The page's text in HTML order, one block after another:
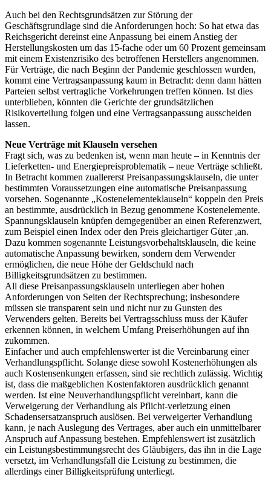
Auch bei den Rechtsgrundsätzen zur Störung der
Geschäftsgrundlage sind die Anforderungen hoch: So hat etwa das
Reichsgericht dereinst eine Anpassung bei einem Anstieg der
Herstellungskosten um das 15-fache oder um 60 Prozent gemeinsam
mit einem Existenzrisiko des betroffenen Herstellers angenommen.
Für Verträge, die nach Beginn der Pandemie geschlossen wurden,
kommt eine Vertragsanpassung kaum in Betracht: denn dann hätten
Parteien selbst vertragliche Vorkehrungen treffen können. Ist dies
unterblieben, könnten die Gerichte der grundsätzlichen
Risikoverteilung folgen und eine Vertragsanpassung ausscheiden
lassen.
Neue Verträge mit Klauseln versehen
Fragt sich, was zu bedenken ist, wenn man heute – in Kenntnis der
Lieferketten- und Energiepreisproblematik – neue Verträge schließt.
In Betracht kommen zuallererst Preisanpassungsklauseln, die unter
bestimmten Voraussetzungen eine automatische Preisanpassung
vorsehen. Sogenannte „Kostenelementeklauseln“ koppeln den Preis
an bestimmte, ausdrücklich in Bezug genommene Kostenelemente.
Spannungsklauseln knüpfen demgegenüber an einen Referenzwert,
zum Beispiel einen Index oder den Preis gleichartiger Güter ,an.
Dazu kommen sogenannte Leistungsvorbehaltsklauseln, die keine
automatische Anpassung bewirken, sondern dem Verwender
ermöglichen, die neue Höhe der Geldschuld nach
Billigkeitsgrundsätzen zu bestimmen.
All diese Preisanpassungsklauseln unterliegen aber hohen
Anforderungen von Seiten der Rechtsprechung; insbesondere
müssen sie transparent sein und nicht nur zu Gunsten des
Verwenders gelten. Bereits bei Vertragsschluss muss der Käufer
erkennen können, in welchem Umfang Preiserhöhungen auf ihn
zukommen.
Einfacher und auch empfehlenswerter ist die Vereinbarung einer
Verhandlungspflicht. Solange diese sowohl Kostenerhöhungen als
auch Kostensenkungen erfassen, sind sie rechtlich zulässig. Wichtig
ist, dass die maßgeblichen Kostenfaktoren ausdrücklich genannt
werden. Ist eine Neuverhandlungspflicht vereinbart, kann die
Verweigerung der Verhandlung als Pflicht-verletzung einen
Schadensersatzanspruch auslösen. Bei verweigerter Verhandlung
kann, je nach Auslegung des Vertrages, aber auch ein unmittelbarer
Anspruch auf Anpassung bestehen. Empfehlenswert ist zusätzlich
ein Leistungsbestimmungsrecht des Gläubigers, das ihn in die Lage
versetzt, im Verhandlungsfall die Leistung zu bestimmen, die
allerdings einer Billigkeitsprüfung unterliegt.